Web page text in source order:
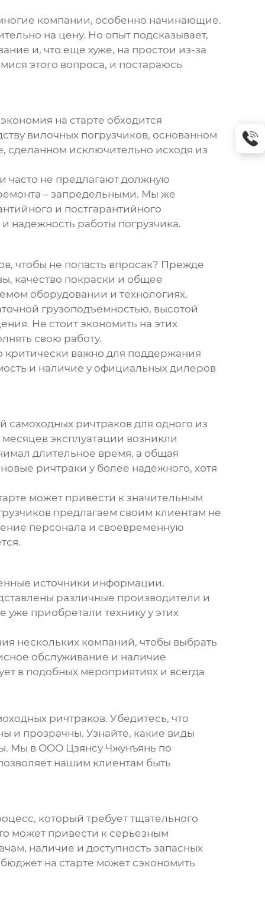
компании, особенно начинающие.
на цену. Но опыт подсказывает,
и, что еще хуже, на простои из-за
этого вопроса, и постараюсь
на старте обходится
вилочных погрузчиков, основанном
сделанном исключительно исходя из
часто не предлагают должную
– запредельными. Мы же
и постгарантийного
надежность работы погрузчика.
, чтобы не попасть впросак? Прежде
качество покраски и общее
оборудовании и технологиях.
грузоподъемностью, высотой
Не стоит экономить на этих
свою работу.
критически важно для поддержания
и наличие у официальных дилеров
самоходных ричтраковдля одного из
эксплуатации возникли
длительное время, а общая
ричтраки у более надежного, хотя
может привести к значительным
предлагаем своим клиентам не
персонала и своевременную
источники информации.
различные производители и
уже приобретали технику у этих
нескольких компаний, чтобы выбрать
обслуживание и наличие
в подобных мероприятиях и всегда
ричтраков. Убедитесь, что
и прозрачны. Узнайте, какие виды
Мы в ООО Цзянсу Чжунъянь по
нашим клиентам быть
который требует тщательного
может привести к серьезным
наличие и доступность запасных
на старте может сэкономить